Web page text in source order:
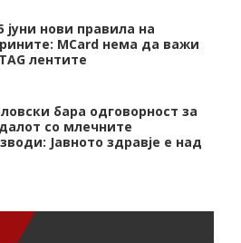
јуни нови правила на
MCard нема да важи
лентите
бара одговорност за
со млечните
Јавното здравје е над